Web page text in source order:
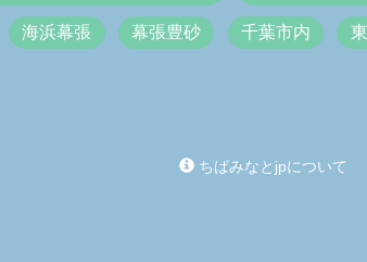
海浜幕張 幕張豊砂 千葉市内
ちばみなとjpについて